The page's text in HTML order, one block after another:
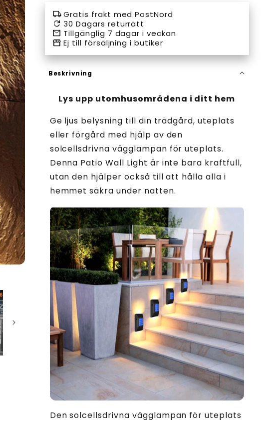
methodmethodmethodmethodpayment
methodmethod
local_shipping Gratis frakt med PostNord
refresh 30 Dagars returrätt
email Tillgänglig 7 dagar i veckan
storefront Ej till försäljning i butiker
Beskrivning
Lys upp utomhusområdena i ditt hem
Ge ljus belysning till din trädgård, uteplats
eller förgård med hjälp av den
solcellsdrivna vägglampan för uteplats.
Denna Patio Wall Light är inte bara kraftfull,
utan den hjälper också till att hålla alla i
hemmet säkra under natten.
Den solcellsdrivna vägglampan för uteplats